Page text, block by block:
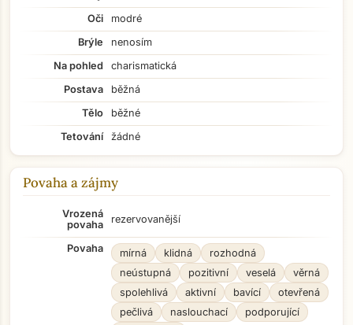
Oči
modré
Brýle
nenosím
Na pohled
charismatická
Postava
běžná
Tělo
běžné
Tetování
žádné
Povaha a zájmy
Vrozená
povaha
rezervovanější
Povaha mírná klidná
rozhodná
neústupná
pozitivní veselá
věrná
spolehlivá
aktivní bavící
otevřená
pečlivá
naslouchací
podporující